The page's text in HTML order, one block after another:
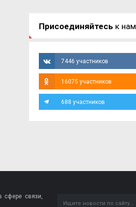
Присоединяйтесь к нам
7446 участников
16075 участников
688 участников
сфере связи,